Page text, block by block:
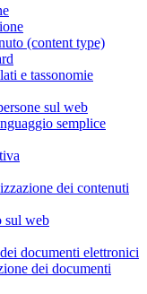
(content type)
e tassonomie
sul web
semplice
dei contenuti
sul web
documenti elettronici
dei documenti